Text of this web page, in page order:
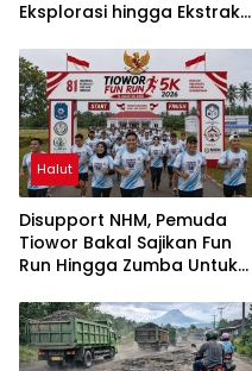
Eksplorasi hingga Ekstraksi
UNG
Halut
Disupport NHM, Pemuda
Tiowor Bakal Sajikan Fun
Run Hingga Zumba Untuk